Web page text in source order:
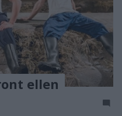
ellen